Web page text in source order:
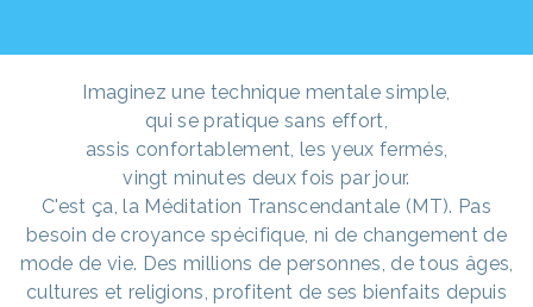
Imaginez une technique mentale simple,
qui se pratique sans effort,
assis confortablement, les yeux fermés,
vingt minutes deux fois par jour.
C'est ça, la Méditation Transcendantale (MT). Pas
besoin de croyance spécifique, ni de changement de
mode de vie. Des millions de personnes, de tous âges,
cultures et religions, profitent de ses bienfaits depuis